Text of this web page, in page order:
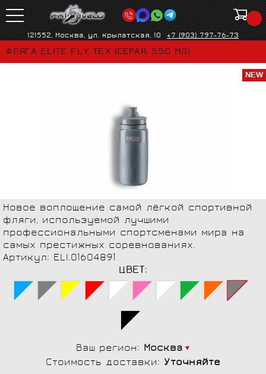
121552, Москва, ул. Крылатская, 10 +7 (903) 797-76-73
ФЛЯГА ELITE FLY TEX (СЕРАЯ, 550 МЛ)
NEW
Новое воплощение самой лёгкой спортивной
фляги, используемой лучшими
профессиональными спортсменами мира на
самых престижных соревнованиях.
Артикул: ELI.01604891
ЦВЕТ:
Ваш регион: Москва
Стоимость доставки: Уточняйте